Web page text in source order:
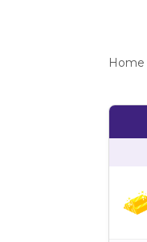
Home